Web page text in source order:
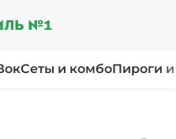
Сеты и комбоПироги